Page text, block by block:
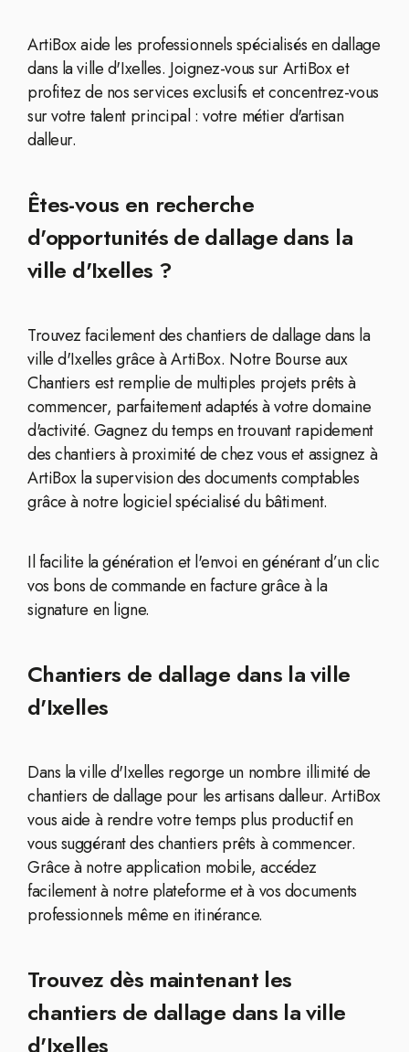
ArtiBox aide les professionnels spécialisés en dallage
dans la ville d'Ixelles. Joignez-vous sur ArtiBox et
profitez de nos services exclusifs et concentrez-vous
sur votre talent principal : votre métier d'artisan
dalleur.
Êtes-vous en recherche
d'opportunités de dallage dans la
ville d'Ixelles ?
Trouvez facilement des chantiers de dallage dans la
ville d'Ixelles grâce à ArtiBox. Notre Bourse aux
Chantiers est remplie de multiples projets prêts à
commencer, parfaitement adaptés à votre domaine
d'activité. Gagnez du temps en trouvant rapidement
des chantiers à proximité de chez vous et assignez à
ArtiBox la supervision des documents comptables
grâce à notre logiciel spécialisé du bâtiment.
Il facilite la génération et l'envoi en générant d’un clic
vos bons de commande en facture grâce à la
signature en ligne.
Chantiers de dallage dans la ville
d'Ixelles
Dans la ville d'Ixelles regorge un nombre illimité de
chantiers de dallage pour les artisans dalleur. ArtiBox
vous aide à rendre votre temps plus productif en
vous suggérant des chantiers prêts à commencer.
Grâce à notre application mobile, accédez
facilement à notre plateforme et à vos documents
professionnels même en itinérance.
Trouvez dès maintenant les
chantiers de dallage dans la ville
d'Ixelles